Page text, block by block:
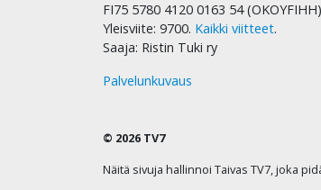
FI75 5780 4120 0163 54
Yleisviite: 9700. Kaikki viitteet.
Saaja: Ristin Tuki ry
Palvelunkuvaus
© 2026 TV7
Näitä sivuja hallinnoi Taivas TV7, joka